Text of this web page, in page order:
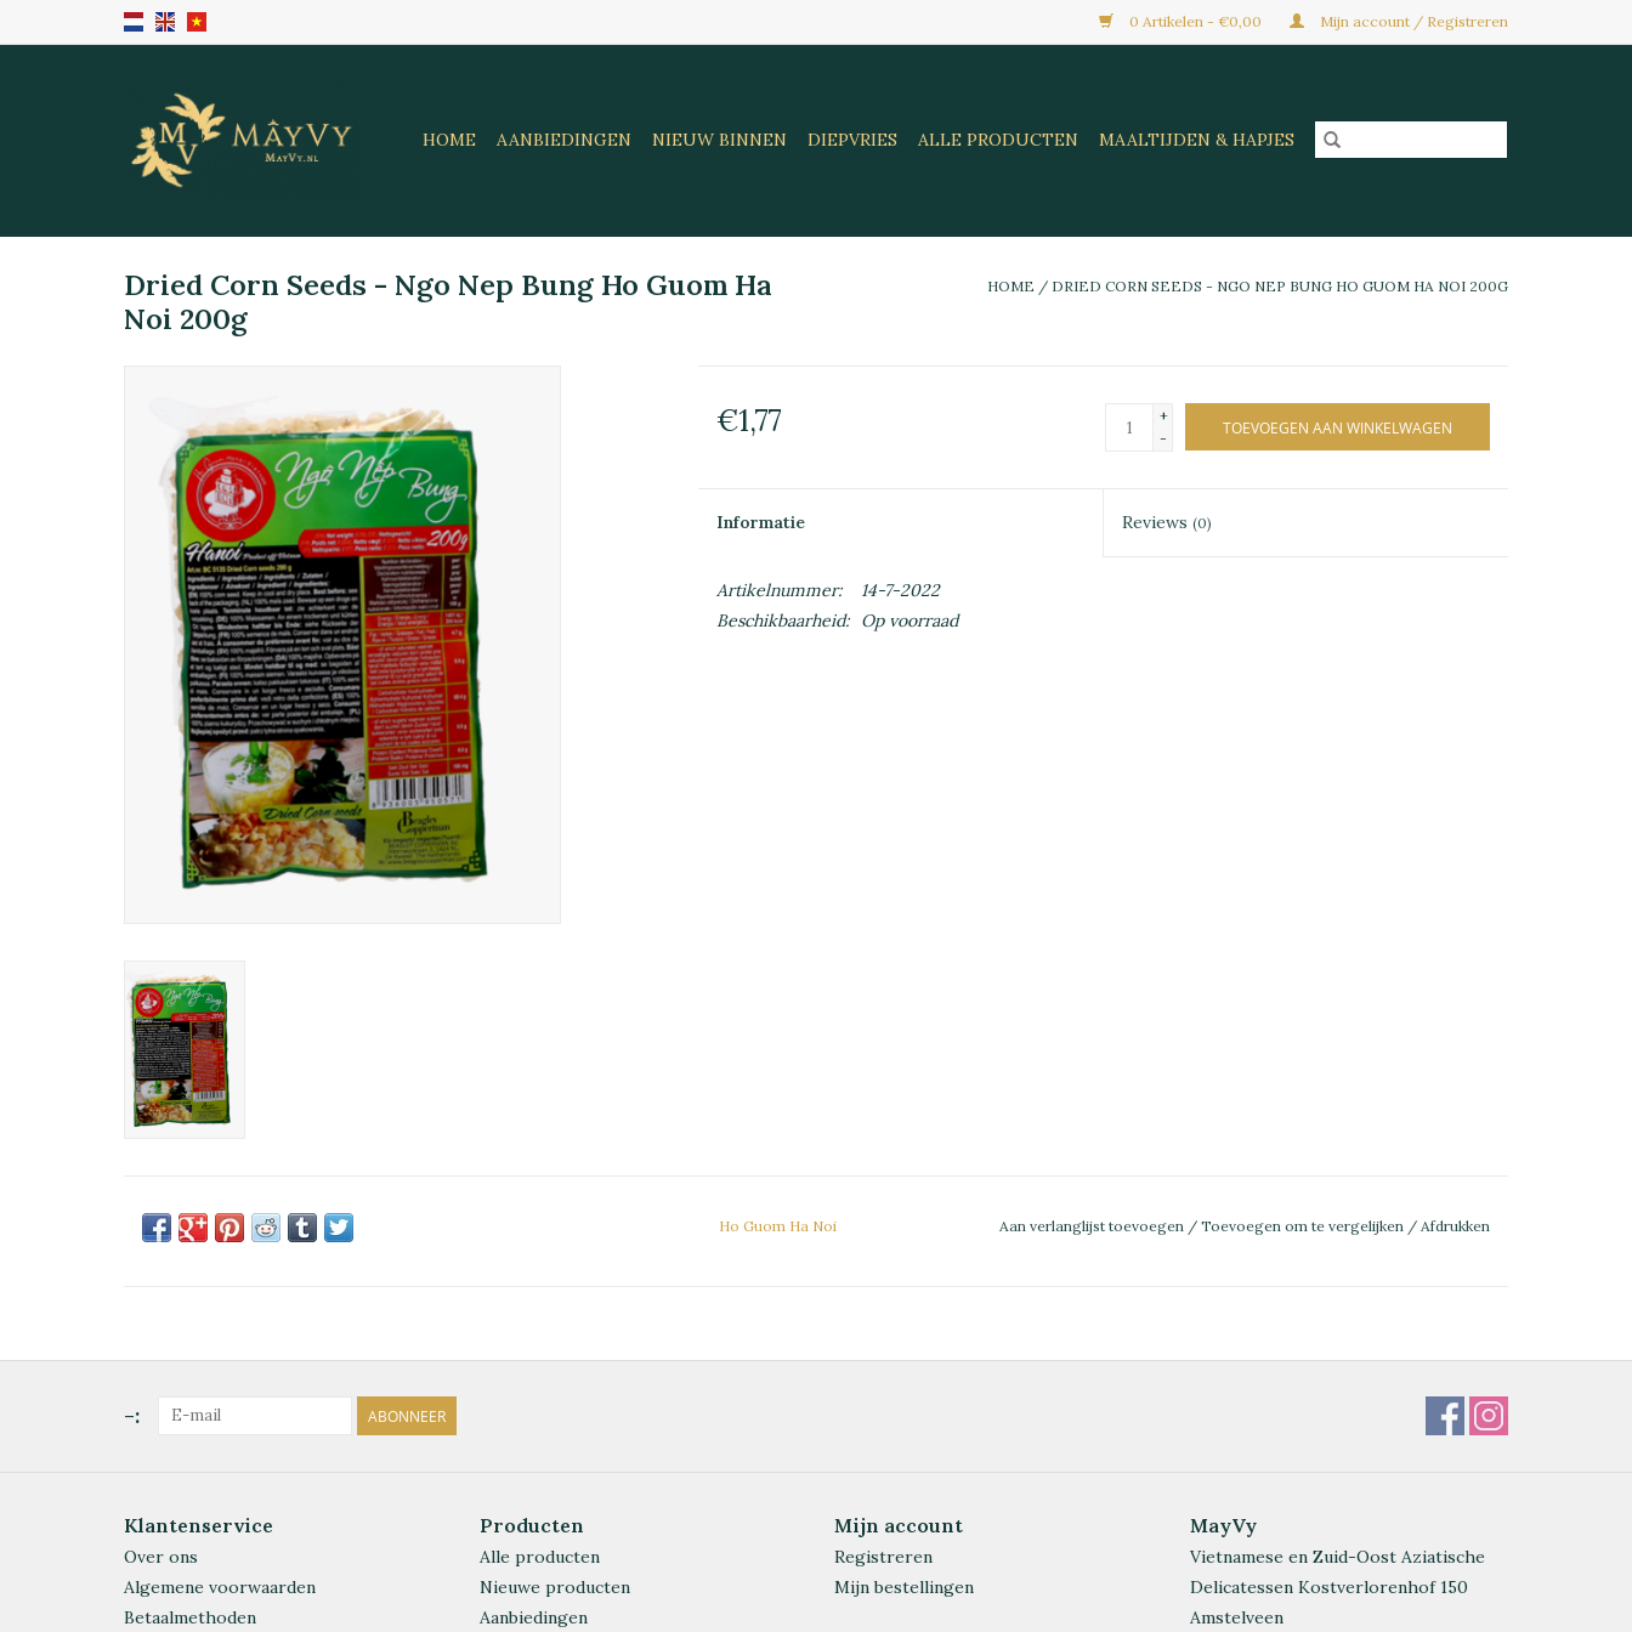
0 Artikelen - €0,00 Mijn account / Registreren
HOME AANBIEDINGEN NIEUW BINNEN DIEPVRIES ALLE PRODUCTEN MAALTIJDEN & HAPJES
Dried Corn Seeds - Ngo Nep Bung Ho Guom Ha
Noi 200g
HOME / DRIED CORN SEEDS - NGO NEP BUNG HO GUOM HA NOI 200G
€1,77
+
-
TOEVOEGEN AAN WINKELWAGEN
Informatie Reviews(0)
Artikelnummer:
14-7-2022
Beschikbaarheid:
Op voorraad
Ho Guom Ha Noi Aan verlanglijst toevoegen / Toevoegen om te vergelijken / Afdrukken
-: ABONNEER
Klantenservice
Over ons
Algemene voorwaarden
Betaalmethoden
Producten
Alle producten
Nieuwe producten
Aanbiedingen
Mijn account
Registreren
Mijn bestellingen
MayVy
Vietnamese en Zuid-Oost Aziatische
Delicatessen Kostverlorenhof 150
Amstelveen